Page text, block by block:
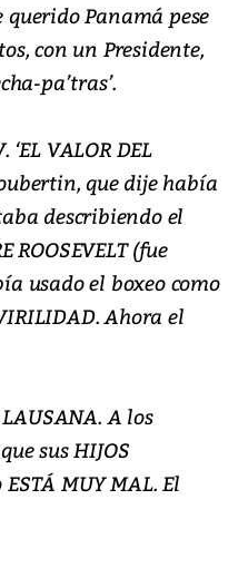
Panamá pese
con un Presidente,
pa’tras’.
‘EL VALOR DEL
que dije había
describiendo el
ROOSEVELT (fue
usado el boxeo como
Ahora el
A los
sus HIJOS
MUY MAL. El